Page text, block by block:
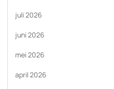
juli 2026
juni 2026
mei 2026
april 2026